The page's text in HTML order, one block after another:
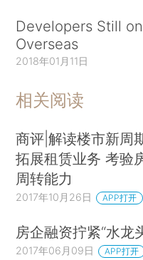
Developers Still
Overseas
2018年01月11日
相关阅读
商评|解读楼市新周
拓展租赁业务 考验
周转能力
2017年10月26日 APP打开
房企融资拧紧“水龙
2017年06月09日 APP打开